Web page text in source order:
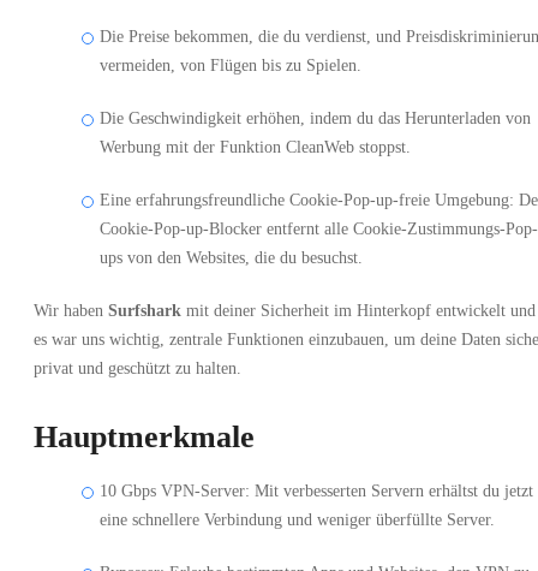
Die Preise bekommen, die du verdienst, und
vermeiden, von Flügen bis zu Spielen.
Die Geschwindigkeit erhöhen, indem du das Herunterladen von
Werbung mit der Funktion CleanWeb stoppst.
Eine erfahrungsfreundliche Cookie-Pop-up-freie Umgebung:
Cookie-Pop-up-Blocker entfernt alle Cookie-Zustimmungs-Pop-
ups von den Websites, die du besuchst.
Wir haben Surfshark mit deiner Sicherheit im Hinterkopf entwickelt und
es war uns wichtig, zentrale Funktionen einzubauen, um deine Daten
privat und geschützt zu halten.
Hauptmerkmale
10 Gbps VPN-Server: Mit verbesserten Servern erhältst du jetzt
eine schnellere Verbindung und weniger überfüllte Server.